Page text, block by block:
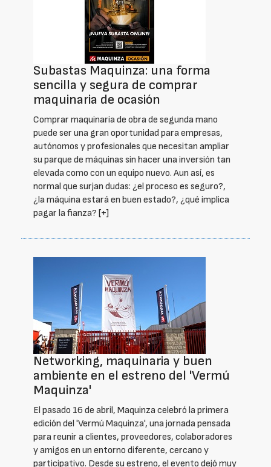
Subastas Maquinza: una forma
sencilla y segura de comprar
maquinaria de ocasión
Comprar maquinaria de obra de segunda mano
puede ser una gran oportunidad para empresas,
autónomos y profesionales que necesitan ampliar
su parque de máquinas sin hacer una inversión tan
elevada como con un equipo nuevo. Aun así, es
normal que surjan dudas: ¿el proceso es seguro?,
¿la máquina estará en buen estado?, ¿qué implica
pagar la fianza? [+]
Networking, maquinaria y buen
ambiente en el estreno del 'Vermú
Maquinza'
El pasado 16 de abril, Maquinza celebró la primera
edición del 'Vermú Maquinza', una jornada pensada
para reunir a clientes, proveedores, colaboradores
y amigos en un entorno diferente, cercano y
participativo. Desde su estreno, el evento dejó muy